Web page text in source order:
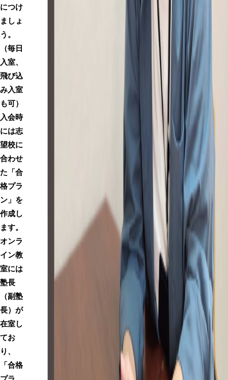
につけ
ましょ
う。
（毎日
入室、
飛び込
み入室
も可）
入会時
には志
望校に
合わせ
た「合
格プラ
ン」を
作成し
ます。
オンラ
イン教
室には
塾長
（副塾
長）が
在室し
てお
り、
「合格